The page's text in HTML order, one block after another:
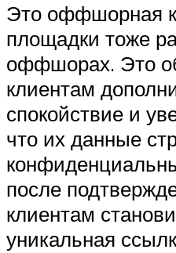
Это оффшорная
площадки тоже
оффшорах. Это
клиентам
спокойствие и
что их данные
после
клиентам
уникальная